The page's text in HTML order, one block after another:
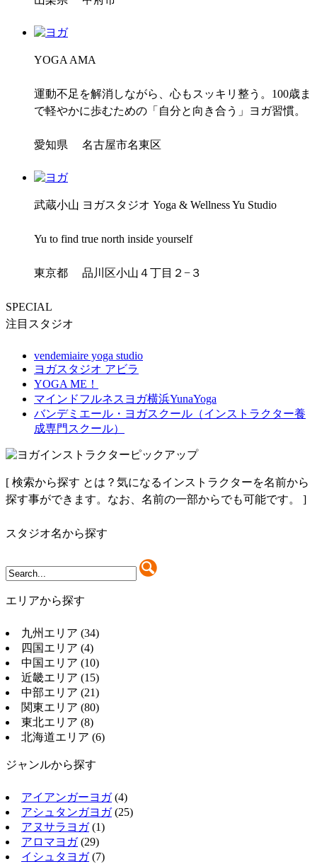
YOGA AMA
運動不足を解消しながら、心もスッキリ整う。100歳ま
で軽やかに歩むための「自分と向き合う」ヨガ習慣。
愛知県 名古屋市名東区
武蔵小山 ヨガスタジオ Yoga & Wellness Yu Studio
Yu to find true north inside yourself
東京都 品川区小山４丁目２−３
SPECIAL
注目スタジオ
vendemiaire yoga studio
ヨガスタジオ アビラ
YOGA ME！
マインドフルネスヨガ横浜YunaYoga
バンデミエール・ヨガスクール（インストラクター養
成専門スクール）
[ 検索から探す とは？ 気になるインストラクターを名前から
探す事ができます。なお、名前の一部からでも可能です。
]
スタジオ名から探す
エリアから探す
九州エリア (34)
四国エリア (4)
中国エリア (10)
近畿エリア (15)
中部エリア (21)
関東エリア (80)
東北エリア (8)
北海道エリア (6)
ジャンルから探す
アイアンガーヨガ(4)
アシュタンガヨガ(25)
アヌサラヨガ(1)
アロマヨガ(29)
イシュタヨガ(7)